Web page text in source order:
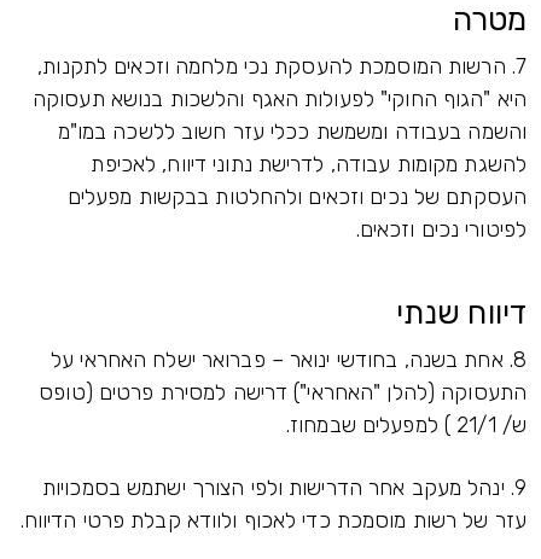
מטרה
7. הרשות המוסמכת להעסקת נכי מלחמה וזכאים לתקנות,
היא "הגוף החוקי" לפעולות האגף והלשכות בנושא תעסוקה
והשמה בעבודה ומשמשת ככלי עזר חשוב ללשכה במו"מ
להשגת מקומות עבודה, לדרישת נתוני דיווח, לאכיפת
העסקתם של נכים וזכאים ולהחלטות בבקשות מפעלים
לפיטורי נכים וזכאים.
דיווח שנתי
8. אחת בשנה, בחודשי ינואר – פברואר ישלח האחראי על
התעסוקה (להלן "האחראי") דרישה למסירת פרטים (טופס
ש/ 21/1 ) למפעלים שבמחוז.
9. ינהל מעקב אחר הדרישות ולפי הצורך ישתמש בסמכויות
עזר של רשות מוסמכת כדי לאכוף ולוודא קבלת פרטי הדיווח.